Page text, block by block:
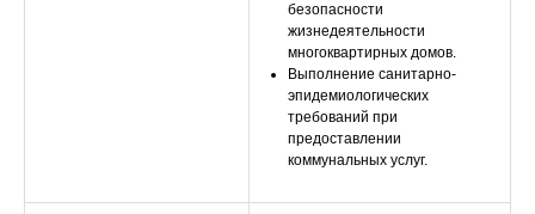
безопасности
жизнедеятельности
многоквартирных домов.
Выполнение санитарно-
эпидемиологических
требований при
предоставлении
коммунальных услуг.